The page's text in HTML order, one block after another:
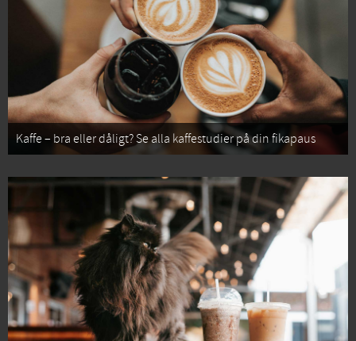
Kaffe – bra eller dåligt? Se alla kaffestudier på din fikapaus